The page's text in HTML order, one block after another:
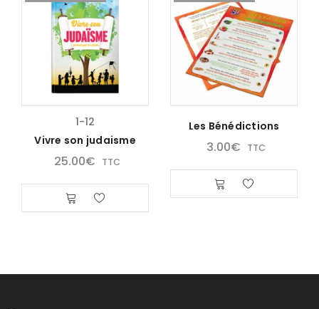
1-12
Vivre son judaisme
25.00€ TTC
Les Bénédictions
3.00€ TTC